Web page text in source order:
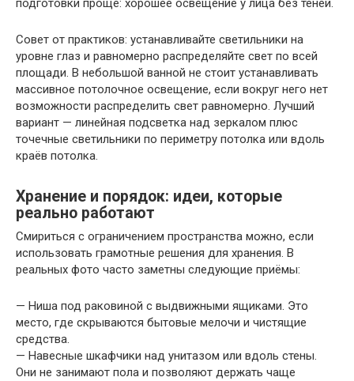
подготовки проще: хорошее освещение у лица без теней.
Совет от практиков: устанавливайте светильники на
уровне глаз и равномерно распределяйте свет по всей
площади. В небольшой ванной не стоит устанавливать
массивное потолочное освещение, если вокруг него нет
возможности распределить свет равномерно. Лучший
вариант — линейная подсветка над зеркалом плюс
точечные светильники по периметру потолка или вдоль
краёв потолка.
Хранение и порядок: идеи, которые
реально работают
Смириться с ограничением пространства можно, если
использовать грамотные решения для хранения. В
реальных фото часто заметны следующие приёмы:
— Ниша под раковиной с выдвижными ящиками. Это
место, где скрываются бытовые мелочи и чистящие
средства.
— Навесные шкафчики над унитазом или вдоль стены.
Они не занимают пола и позволяют держать чаще